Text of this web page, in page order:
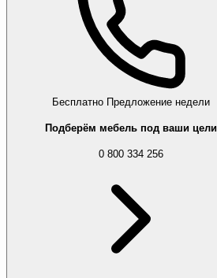
Бесплатно Предложение недели
Подберём мебель под ваши цели
0 800 334 256